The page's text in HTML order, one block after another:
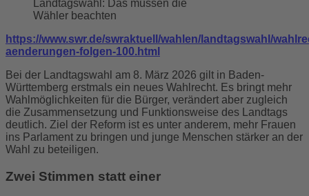
Landtagswahl: Das müssen die
Wähler beachten
https://www.swr.de/swraktuell/wahlen/landtagswahl/
aenderungen-folgen-100.html
Bei der Landtagswahl am 8. März 2026 gilt in Baden-
Württemberg erstmals ein neues Wahlrecht. Es bringt mehr
Wahlmöglichkeiten für die Bürger, verändert aber zugleich
die Zusammensetzung und Funktionsweise des Landtags
deutlich. Ziel der Reform ist es unter anderem, mehr Frauen
ins Parlament zu bringen und junge Menschen stärker an der
Wahl zu beteiligen.
Zwei Stimmen statt einer